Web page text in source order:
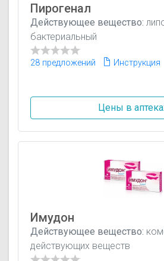
Пирогенал
Действующее вещество:
бактериальный
28 предложений Инструкция
Цены в
Имудон
Действующее вещество:
действующих веществ